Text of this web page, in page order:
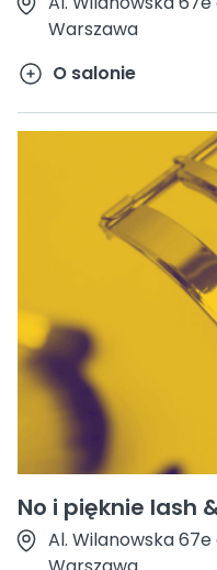
Warszawa
O salonie
No i pięknie lash
Al. Wilanowska 67e